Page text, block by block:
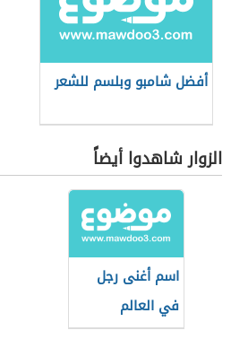
أفضل شامبو وبلسم للشعر
الزوار شاهدوا أيضاً
اسم أغنى رجل
في العالم